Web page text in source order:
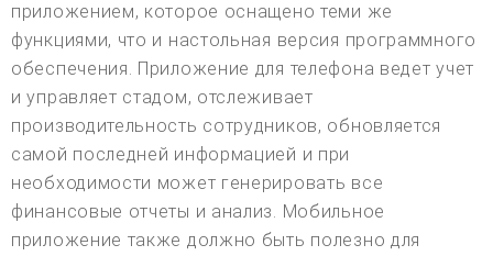
приложением, которое оснащено теми же
функциями, что и настольная версия программного
обеспечения. Приложение для телефона ведет учет
и управляет стадом, отслеживает
производительность сотрудников, обновляется
самой последней информацией и при
необходимости может генерировать все
финансовые отчеты и анализ. Мобильное
приложение также должно быть полезно для